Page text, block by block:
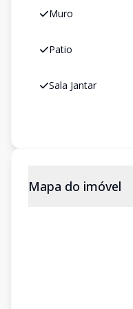
Muro
Patio
Sala Jantar
Mapa do imóvel